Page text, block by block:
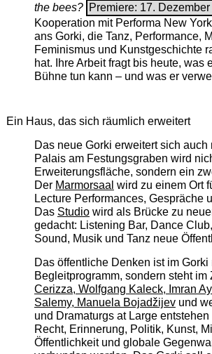
the bees? Premiere: 17.
Kooperation mit Performa New
ans Gorki, die Tanz, Performance,
Feminismus und Kunstgeschichte
hat. Ihre Arbeit fragt bis heute, was
Bühne tun kann – und was er
Ein Haus, das sich räumlich erweitert
Das neue Gorki erweitert sich auch
Palais am Festungsgraben wird
Erweiterungsfläche, sondern ein
Der Marmorsaal wird zu einem Ort
Lecture Performances, Gespräche
Das Studiowird als Brücke zu
gedacht: Listening Bar, Dance
Sound, Musik und Tanz neue
Das öffentliche Denken ist im Gorki
Begleitprogramm, sondern steht im
Cerizza, Wolfgang Kaleck, Imran
Salemy, Manuela Bojadžijevund
und Dramaturgs at Large
Recht, Erinnerung, Politik, Kunst,
Öffentlichkeit und globale